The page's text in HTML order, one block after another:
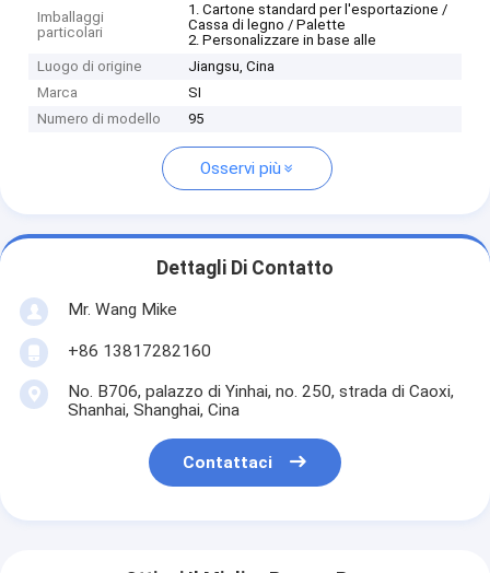
Imballaggi
particolari
1. Cartone standard per l'esportazione /
Cassa di legno / Palette
2. Personalizzare in base alle
Luogo di origine
Jiangsu, Cina
Marca
SI
Numero di modello
95
Osservi più
Dettagli Di Contatto
Mr. Wang Mike
+86 13817282160
No. B706, palazzo di Yinhai, no. 250, strada di Caoxi,
Shanhai, Shanghai, Cina
Contattaci